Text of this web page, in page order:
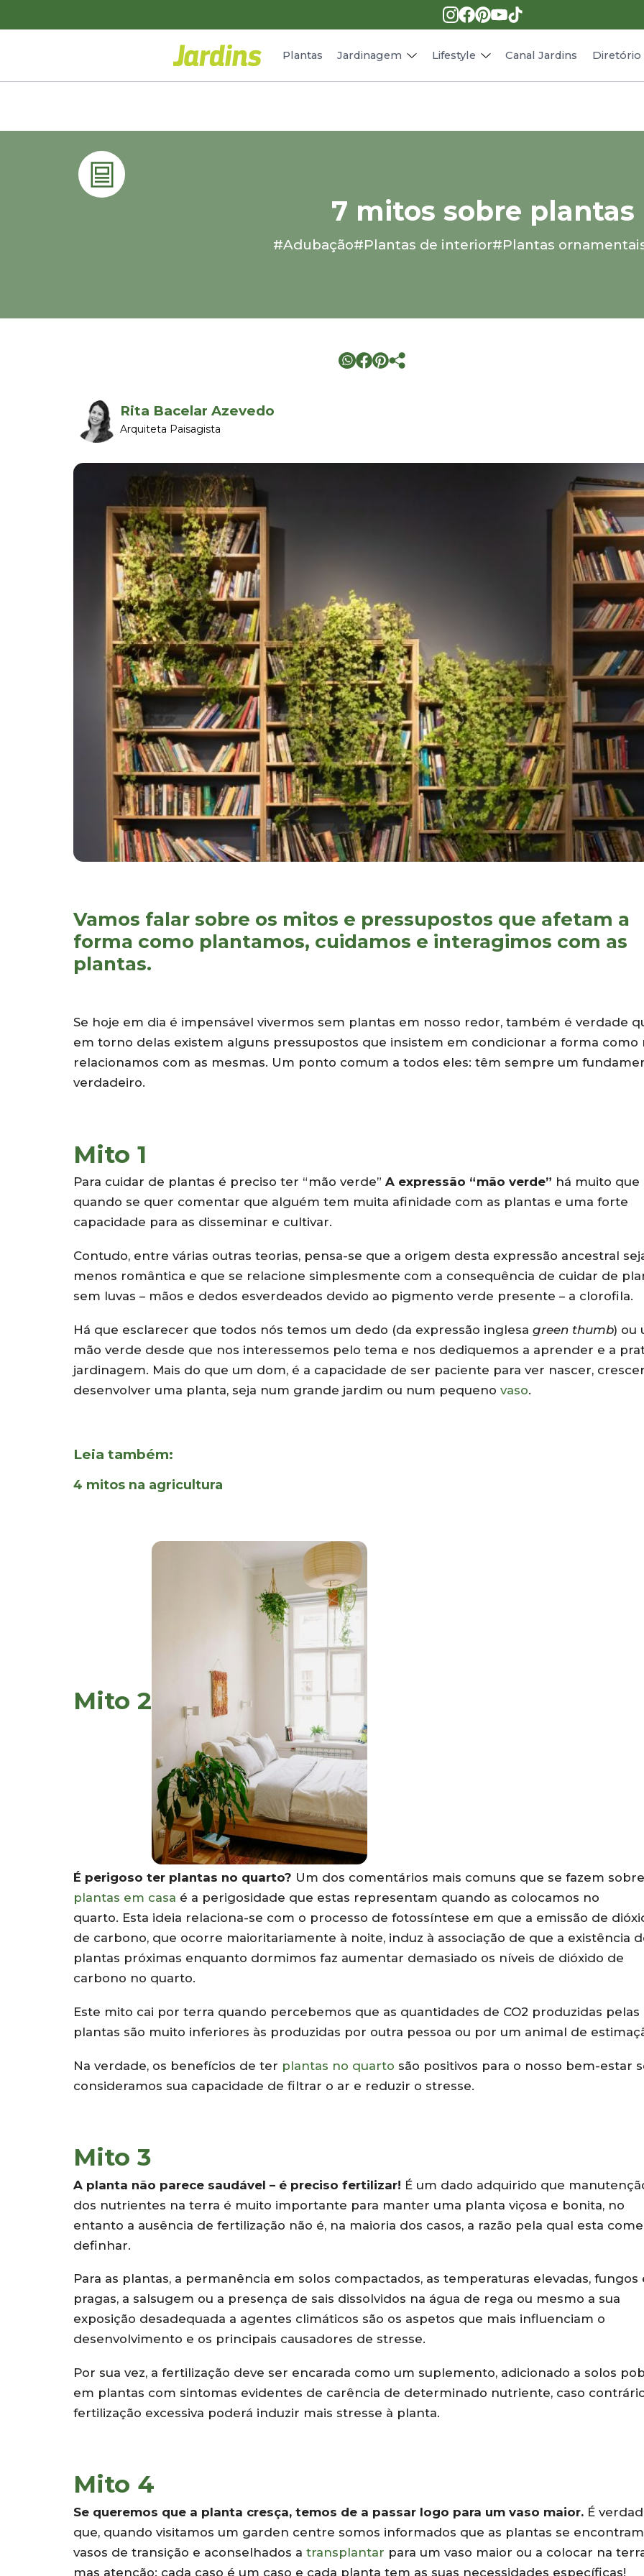
Plantas Jardinagem Lifestyle
Receitas
Canal Jardins Diretório
7 mitos sobre plantas
#Adubação#Plantas de interior#Plantas
Rita Bacelar Azevedo
Arquiteta Paisagista
Vamos falar sobre os mitos e pressupostos que afetam a
forma como plantamos, cuidamos e interagimos com as
plantas.
Se hoje em dia é impensável vivermos sem plantas em nosso redor, também é verdade
em torno delas existem alguns pressupostos que insistem em condicionar a forma como
relacionamos com as mesmas. Um ponto comum a todos eles: têm sempre um
verdadeiro.
Mito 1
Para cuidar de plantas é preciso ter “mão verde” A expressão “mão verde” há muito que
quando se quer comentar que alguém tem muita afinidade com as plantas e uma forte
capacidade para as disseminar e cultivar.
Contudo, entre várias outras teorias, pensa-se que a origem desta expressão ancestral
menos romântica e que se relacione simplesmente com a consequência de cuidar de
sem luvas – mãos e dedos esverdeados devido ao pigmento verde presente – a clorofila.
Há que esclarecer que todos nós temos um dedo (da expressão inglesa green thumb) ou
mão verde desde que nos interessemos pelo tema e nos dediquemos a aprender e a
jardinagem. Mais do que um dom, é a capacidade de ser paciente para ver nascer,
desenvolver uma planta, seja num grande jardim ou num pequeno vaso.
Leia também:
4 mitos na agricultura
Mito 2
É perigoso ter plantas no quarto? Um dos comentários mais comuns que se fazem sobre
plantas em casa é a perigosidade que estas representam quando as colocamos no
quarto. Esta ideia relaciona-se com o processo de fotossíntese em que a emissão de
de carbono, que ocorre maioritariamente à noite, induz à associação de que a existência
plantas próximas enquanto dormimos faz aumentar demasiado os níveis de dióxido de
carbono no quarto.
Este mito cai por terra quando percebemos que as quantidades de CO2 produzidas pelas
plantas são muito inferiores às produzidas por outra pessoa ou por um animal de
Na verdade, os benefícios de ter plantas no quarto são positivos para o nosso bem-estar
consideramos sua capacidade de filtrar o ar e reduzir o stresse.
Mito 3
A planta não parece saudável – é preciso fertilizar! É um dado adquirido que
dos nutrientes na terra é muito importante para manter uma planta viçosa e bonita, no
entanto a ausência de fertilização não é, na maioria dos casos, a razão pela qual esta
definhar.
Para as plantas, a permanência em solos compactados, as temperaturas elevadas, fungos
pragas, a salsugem ou a presença de sais dissolvidos na água de rega ou mesmo a sua
exposição desadequada a agentes climáticos são os aspetos que mais influenciam o
desenvolvimento e os principais causadores de stresse.
Por sua vez, a fertilização deve ser encarada como um suplemento, adicionado a solos
em plantas com sintomas evidentes de carência de determinado nutriente, caso
fertilização excessiva poderá induzir mais stresse à planta.
Mito 4
Se queremos que a planta cresça, temos de a passar logo para um vaso maior. É
que, quando visitamos um garden centre somos informados que as plantas se
vasos de transição e aconselhados a transplantar para um vaso maior ou a colocar na
mas atenção: cada caso é um caso e cada planta tem as suas necessidades específicas!